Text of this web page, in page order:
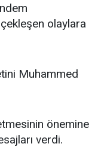
olaylara
Muhammed
önemine
verdi.